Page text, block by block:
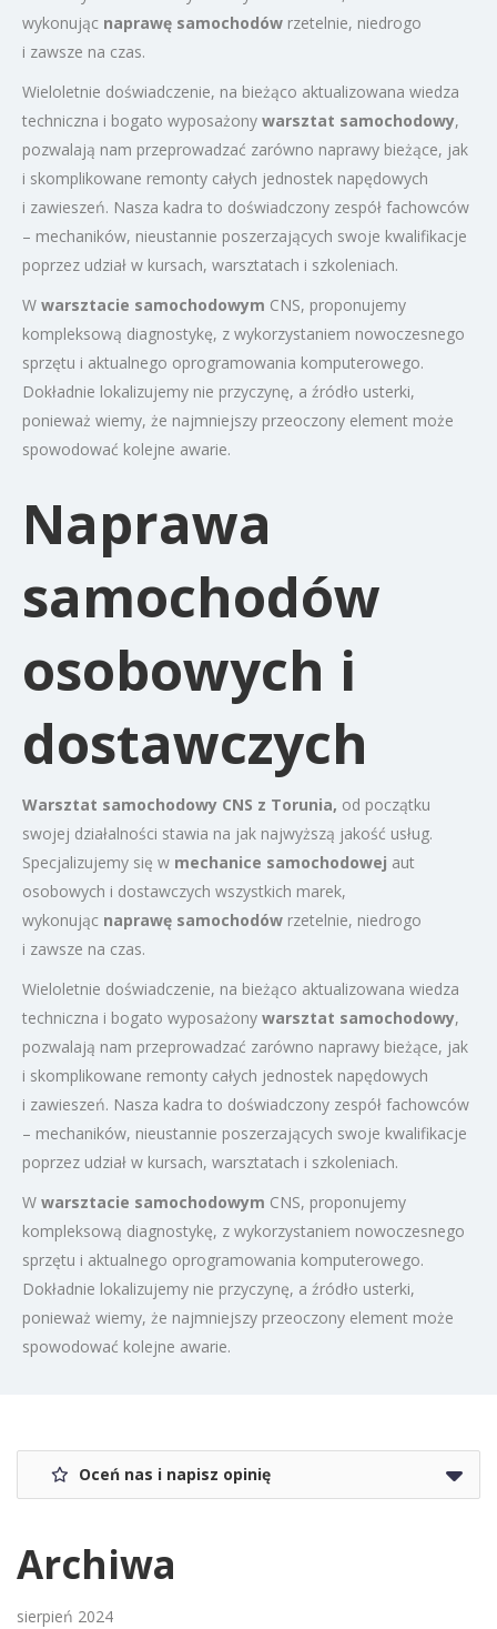
wykonując naprawę samochodów rzetelnie, niedrogo
i zawsze na czas.
Wieloletnie doświadczenie, na bieżąco aktualizowana wiedza
techniczna i bogato wyposażony warsztat samochodowy,
pozwalają nam przeprowadzać zarówno naprawy bieżące, jak
i skomplikowane remonty całych jednostek napędowych
i zawieszeń. Nasza kadra to doświadczony zespół fachowców
– mechaników, nieustannie poszerzających swoje kwalifikacje
poprzez udział w kursach, warsztatach i szkoleniach.
W warsztacie samochodowym CNS, proponujemy
kompleksową diagnostykę, z wykorzystaniem nowoczesnego
sprzętu i aktualnego oprogramowania komputerowego.
Dokładnie lokalizujemy nie przyczynę, a źródło usterki,
ponieważ wiemy, że najmniejszy przeoczony element może
spowodować kolejne awarie.
Naprawa
samochodów
osobowych i
dostawczych
Warsztat samochodowy CNS z Torunia, od początku
swojej działalności stawia na jak najwyższą jakość usług.
Specjalizujemy się w mechanice samochodowej aut
osobowych i dostawczych wszystkich marek,
wykonując naprawę samochodów rzetelnie, niedrogo
i zawsze na czas.
Wieloletnie doświadczenie, na bieżąco aktualizowana wiedza
techniczna i bogato wyposażony warsztat samochodowy,
pozwalają nam przeprowadzać zarówno naprawy bieżące, jak
i skomplikowane remonty całych jednostek napędowych
i zawieszeń. Nasza kadra to doświadczony zespół fachowców
– mechaników, nieustannie poszerzających swoje kwalifikacje
poprzez udział w kursach, warsztatach i szkoleniach.
W warsztacie samochodowym CNS, proponujemy
kompleksową diagnostykę, z wykorzystaniem nowoczesnego
sprzętu i aktualnego oprogramowania komputerowego.
Dokładnie lokalizujemy nie przyczynę, a źródło usterki,
ponieważ wiemy, że najmniejszy przeoczony element może
spowodować kolejne awarie.
Oceń nas i napisz opinię
Archiwa
sierpień 2024